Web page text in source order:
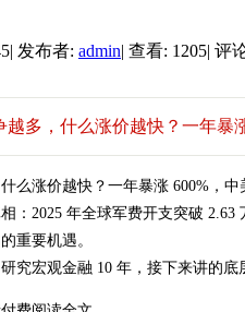
| 发布者: admin| 查看: 1205| 评
越多，什么涨价越快？一年暴
么涨价越快？一年暴涨 600%，
：2025 年全球军费开支突破
重要机遇。
究宏观金融 10 年，接下来讲的底